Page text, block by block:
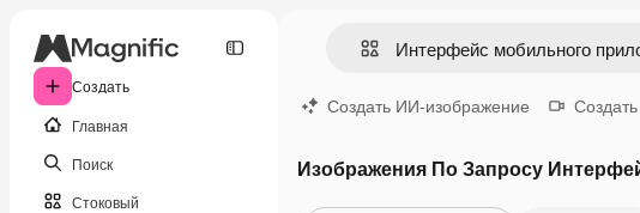
Создать
Главная
Поиск
Стоковый
Создать ИИ-изображение
Изображения По Запросу